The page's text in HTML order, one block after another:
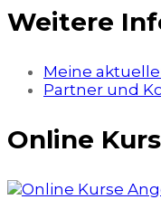
Weitere
Meine
Partner und
Online